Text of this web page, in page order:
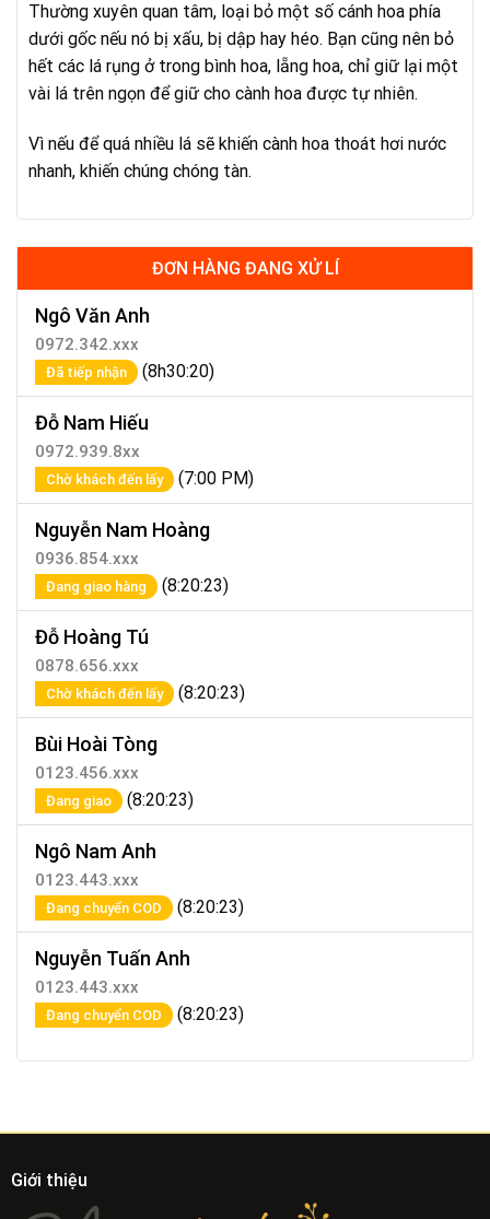
Thường xuyên quan tâm, loại bỏ một số cánh hoa phía
dưới gốc nếu nó bị xấu, bị dập hay héo. Bạn cũng nên bỏ
hết các lá rụng ở trong bình hoa, lẵng hoa, chỉ giữ lại một
vài lá trên ngọn để giữ cho cành hoa được tự nhiên.
Vì nếu để quá nhiều lá sẽ khiến cành hoa thoát hơi nước
nhanh, khiến chúng chóng tàn.
ĐƠN HÀNG ĐANG XỬ LÍ
Ngô Văn Anh
0972.342.xxx
Đã tiếp nhận (8h30:20)
Đỗ Nam Hiếu
0972.939.8xx
Chờ khách đến lấy (7:00 PM)
Nguyễn Nam Hoàng
0936.854.xxx
Đang giao hàng (8:20:23)
Đỗ Hoàng Tú
0878.656.xxx
Chờ khách đến lấy (8:20:23)
Bùi Hoài Tòng
0123.456.xxx
Đang giao (8:20:23)
Ngô Nam Anh
0123.443.xxx
Đang chuyển COD (8:20:23)
Nguyễn Tuấn Anh
0123.443.xxx
Đang chuyển COD (8:20:23)
Giới thiệu